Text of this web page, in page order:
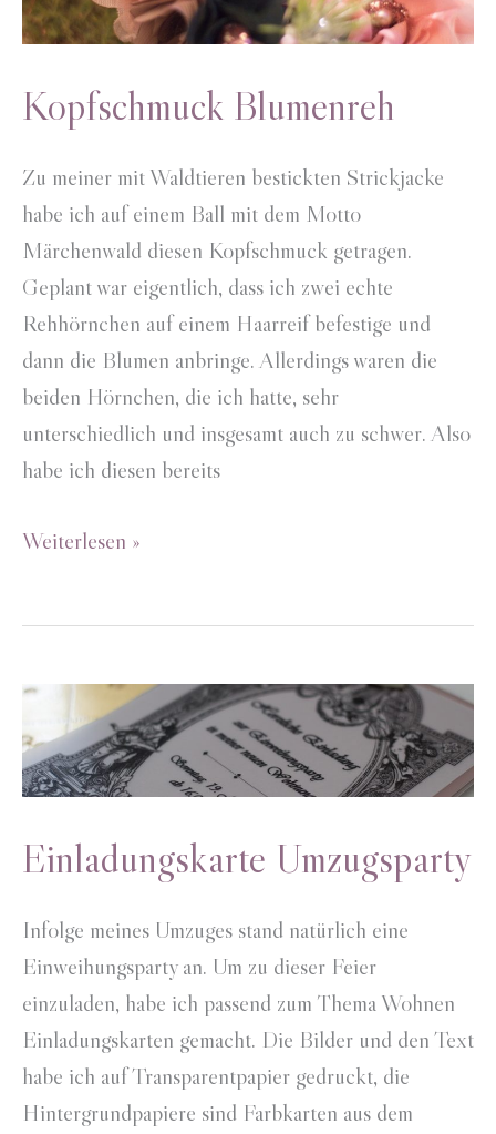
Kopfschmuck Blumenreh
Zu meiner mit Waldtieren bestickten Strickjacke
habe ich auf einem Ball mit dem Motto
Märchenwald diesen Kopfschmuck getragen.
Geplant war eigentlich, dass ich zwei echte
Rehhörnchen auf einem Haarreif befestige und
dann die Blumen anbringe. Allerdings waren die
beiden Hörnchen, die ich hatte, sehr
unterschiedlich und insgesamt auch zu schwer. Also
habe ich diesen bereits
Kopfschmuck
Weiterlesen »
Einladungskarte Umzugsparty
Infolge meines Umzuges stand natürlich eine
Einweihungsparty an. Um zu dieser Feier
einzuladen, habe ich passend zum Thema Wohnen
Einladungskarten gemacht. Die Bilder und den Text
habe ich auf Transparentpapier gedruckt, die
Hintergrundpapiere sind Farbkarten aus dem